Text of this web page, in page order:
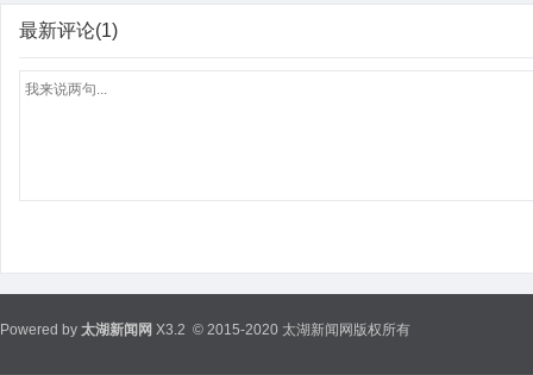
最新评论(1)
Powered by 太湖新闻网 X3.2 © 2015-2020 太湖新闻网版权所有